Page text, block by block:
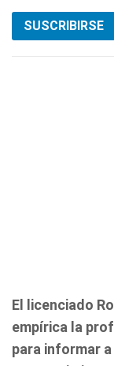
SUSCRIBIRSE
El licenciado
empírica la
para informar